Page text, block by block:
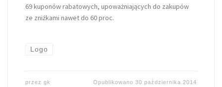
69 kuponów rabatowych, upoważniających do zakupów
ze zniżkami nawet do 60 proc.
Logo
przez gk Opublikowano30 października 2014